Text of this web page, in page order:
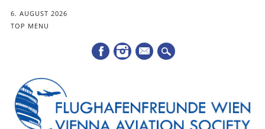
6. AUGUST 2026
TOP MENU
Mail